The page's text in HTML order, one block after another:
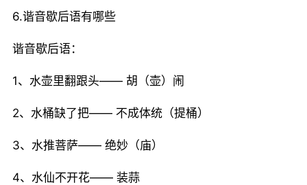
6.谐音歇后语有哪些
谐音歇后语：
1、水壶里翻跟头—— 胡（壶）闹
2、水桶缺了把—— 不成体统（提桶）
3、水推菩萨—— 绝妙（庙）
4、水仙不开花—— 装蒜